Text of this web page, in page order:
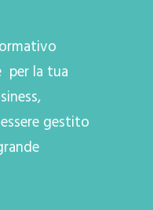
per la tua
gestito